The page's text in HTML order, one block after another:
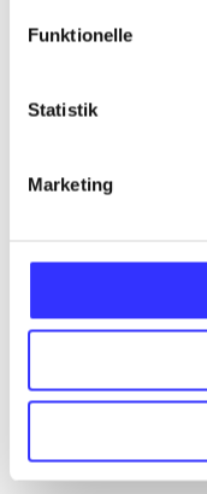
Funktionelle
Statistik
Marketing
Alle registrerede
...
...
...